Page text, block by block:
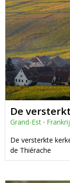
De
Grand-Est ·
De versterkte
de Thiérache